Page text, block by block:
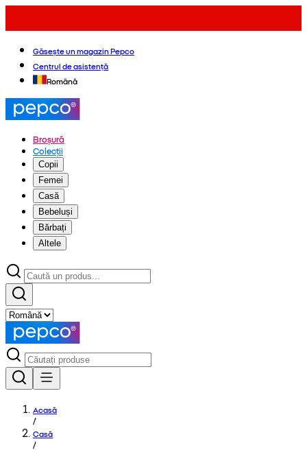
Găsește un magazin Pepco
Centrul de asistență
Română
Broșură
Colecții
Copii
Femei
Casă
Bebeluși
Bărbați
Altele
Acasă
/
Casă
/